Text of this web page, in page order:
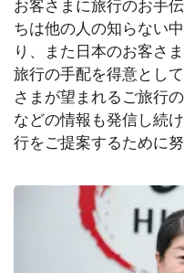
お客さまに旅行のお手
ちは他の人の知らない
り、また日本のお客さ
旅行の手配を得意とし
さまが望まれるご旅行
などの情報も発信し続
行をご提案するために